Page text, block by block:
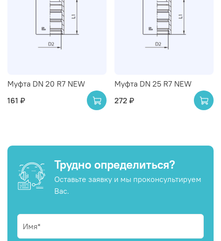
Муфта DN 20 R7 NEW
161 ₽
Муфта DN 25 R7 NEW
272 ₽
Трудно определиться?
Оставьте заявку и мы проконсультируем
Вас.